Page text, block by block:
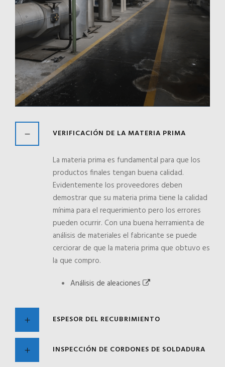
VERIFICACIÓN DE LA MATERIA PRIMA
La materia prima es fundamental para que los
productos finales tengan buena calidad.
Evidentemente los proveedores deben
demostrar que su materia prima tiene la calidad
mínima para el requerimiento pero los errores
pueden ocurrir. Con una buena herramienta de
análisis de materiales el fabricante se puede
cerciorar de que la materia prima que obtuvo es
la que compro.
Análisis de aleaciones
ESPESOR DEL RECUBRIMIENTO
INSPECCIÓN DE CORDONES DE SOLDADURA